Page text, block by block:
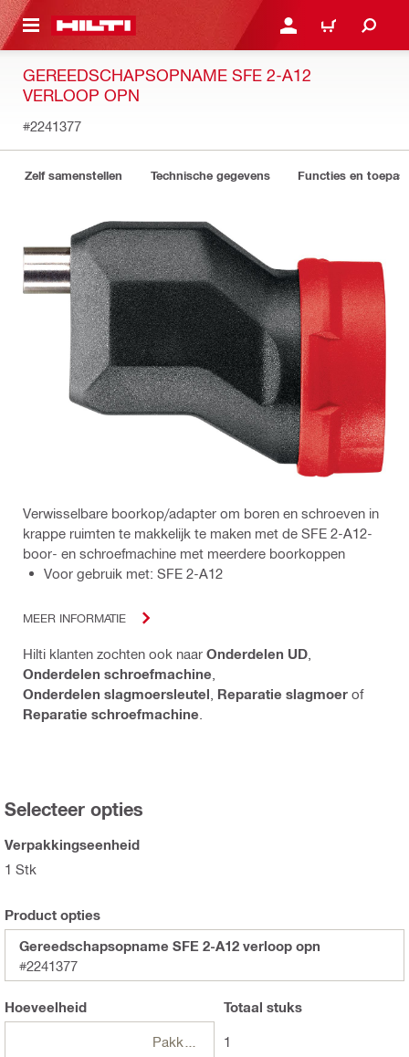
HOOFDINHOUD AANMELDEN OF
WINKELWAGEN
GEREEDSCHAPSOPNAME SFE 2-A12
VERLOOP OPN
#2241377
Zelf samenstellen Technische gegevens Functies en
Verwisselbare boorkop/adapter om boren en schroeven in
krappe ruimten te makkelijk te maken met de SFE 2-A12-
boor- en schroefmachine met meerdere boorkoppen
Voor gebruik met: SFE 2-A12
MEER INFORMATIE
Hilti klanten zochten ook naar Onderdelen UD
Onderdelen schroefmachine
Onderdelen slagmoersleutel Reparatie slagmoer of
Reparatie schroefmachine
Selecteer opties
Verpakkingseenheid
1 Stk
Product opties
Gereedschapsopname SFE 2-A12 verloop opn
#2241377
Hoeveelheid
Pakketten
Totaal stuks
1